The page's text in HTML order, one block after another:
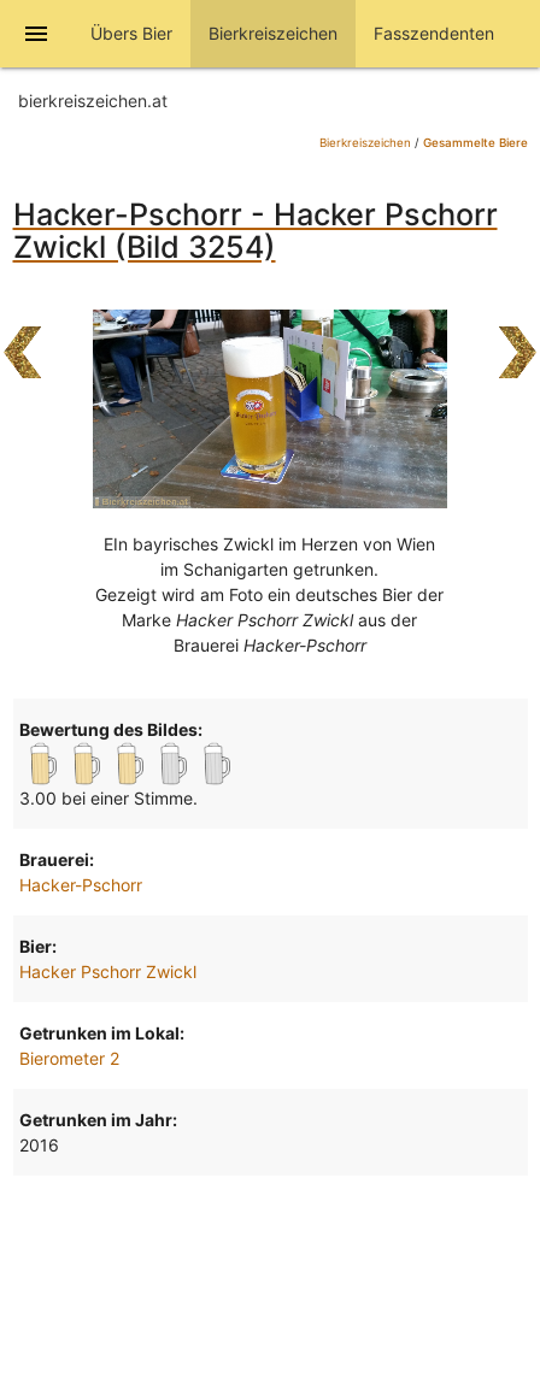
menu Übers Bier Bierkreiszeichen Fasszendenten
bierkreiszeichen.at
Bierkreiszeichen / Gesammelte Biere
Hacker-Pschorr - Hacker Pschorr
Zwickl (Bild 3254)
EIn bayrisches Zwickl im Herzen von Wien
im Schanigarten getrunken.
Gezeigt wird am Foto ein deutsches Bier der
MarkeHacker Pschorr Zwicklaus der
Brauerei Hacker-Pschorr
Bewertung des Bildes:
3.00 bei einer Stimme.
Brauerei:
Hacker-Pschorr
Bier:
Hacker Pschorr Zwickl
Getrunken im Lokal:
Bierometer 2
Getrunken im Jahr:
2016